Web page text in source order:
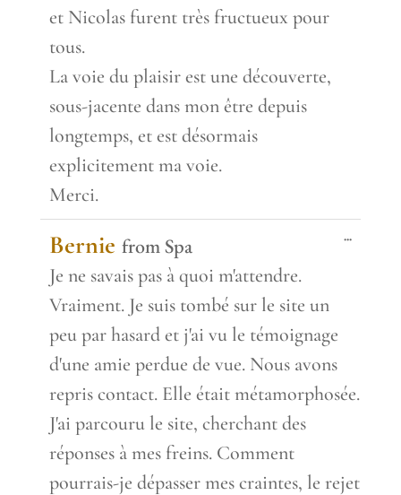
et Nicolas furent très fructueux pour
tous.
La voie du plaisir est une découverte,
sous-jacente dans mon être depuis
longtemps, et est désormais
explicitement ma voie.
Merci.
Bernie fromSpa
Je ne savais pas à quoi m'attendre.
Vraiment. Je suis tombé sur le site un
peu par hasard et j'ai vu le témoignage
d'une amie perdue de vue. Nous avons
repris contact. Elle était métamorphosée.
J'ai parcouru le site, cherchant des
réponses à mes freins. Comment
pourrais-je dépasser mes craintes, le rejet
...Toggle